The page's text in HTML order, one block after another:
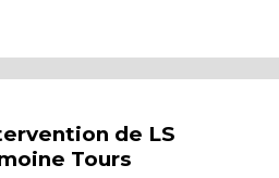
de LS
Tours